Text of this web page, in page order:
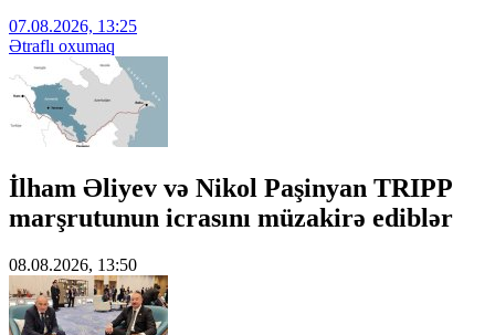
07.08.2026, 13:25
Ətraflı oxumaq
İlham Əliyev və Nikol Paşinyan TRIPP
marşrutunun icrasını müzakirə ediblər
08.08.2026, 13:50